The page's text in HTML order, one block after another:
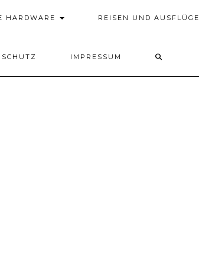
HARDWARE REISEN UND AUSFLÜGE
IMPRESSUM